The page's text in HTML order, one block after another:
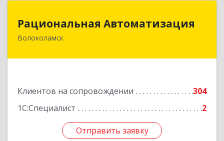
Рациональная Автоматизация
Волоколамск
Клиентов на сопровождении
304
1С:Специалист
2
Отправить заявку
143600, Московская обл, Волоколамский р-н,
Подробнее
Отправить заявку